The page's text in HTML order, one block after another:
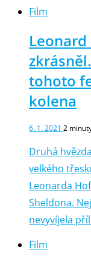
Film
tohoto
kolena
6. 1. 2021 2
Druhá
velkého
Leonarda
Sheldona.
nevyvíjela
Film